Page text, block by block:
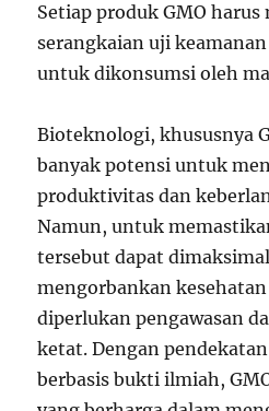
Setiap produk GMO harus
serangkaian uji
untuk dikonsumsi oleh
Bioteknologi, khususnya
banyak potensi untuk
produktivitas dan
Namun, untuk
tersebut dapat
mengorbankan
diperlukan pengawasan
ketat. Dengan
berbasis bukti ilmiah,